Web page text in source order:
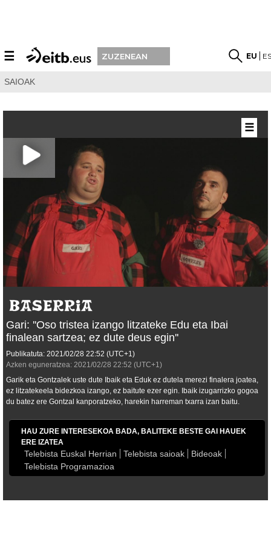
☰ ZUZENEAN EU
SAIOAK
Gari: ''Oso tristea izango litzateke Edu eta Ibai
finalean sartzea; ez dute deus egin''
Publikatuta: 2021/02/28 22:52 (UTC+1)
Azken eguneratzea: 2021/02/28 22:52 (UTC+1)
Garik eta Gontzalek uste dute Ibaik eta Eduk ez dutela merezi finalera joatea,
ez litzatekeela bidezkoa izango, ez baitute ezer egin. Ibaik izugarrizko gogoa
du batez ere Gontzal kanporatzeko, harekin harreman txarra izan baitu.
HAU ZURE INTERESEKOA BADA, BALITEKE BESTE GAI HAUEK
ERE IZATEA
Telebista Euskal Herrian Telebista saioak
Bideoak
Telebista Programazioa
☰